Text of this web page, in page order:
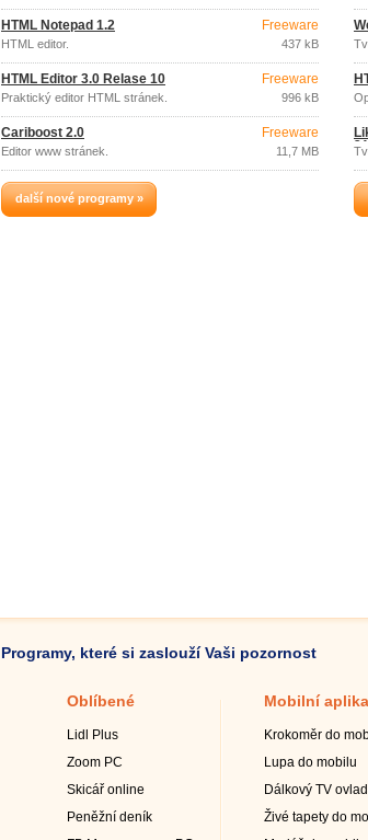
HTML Notepad 1.2
HTML editor.
Freeware
437 kB
HTML Editor 3.0 Relase 10
Praktický editor HTML stránek.
Freeware
996 kB
Cariboost 2.0
Editor www stránek.
Freeware
11,7 MB
další nové programy »
Programy, které si zaslouží Vaši pozornost
Oblíbené
Lidl Plus
Zoom PC
Skicář online
Peněžní deník
Mobilní
Krokoměr do
Lupa do mobilu
Dálkový TV
Živé tapety do